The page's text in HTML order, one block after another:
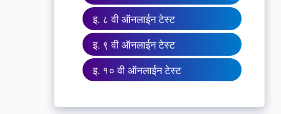
इ. ८ वी ऑनलाईन टेस्ट
इ. ९ वी ऑनलाईन टेस्ट
इ. १० वी ऑनलाईन टेस्ट